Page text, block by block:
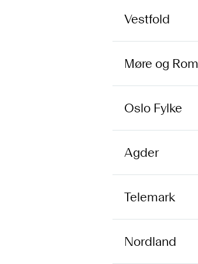
Vestfold
Møre og
Oslo Fylke
Agder
Telemark
Nordland